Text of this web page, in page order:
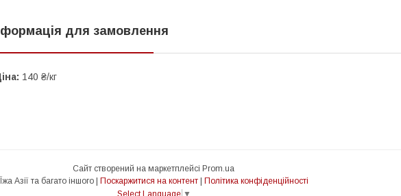
для замовлення
140 ₴/кг
Сайт створений на маркетплейсі Prom.ua
Поскаржитися на контент
Політика конфіденційності